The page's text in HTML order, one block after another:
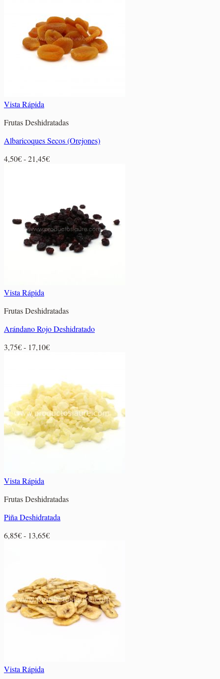
hasta
11,40€
Vista Rápida
Frutas Deshidratadas
Albaricoques Secos (Orejones)
4,50€-21,45€Rango
hasta
21,45€
Vista Rápida
Frutas Deshidratadas
Arándano Rojo Deshidratado
3,75€- 17,10€Rango
3,75€
hasta
17,10€
Vista Rápida
Frutas Deshidratadas
Piña Deshidratada
6,85€- 13,65€Rango
6,85€
hasta
13,65€
Vista Rápida